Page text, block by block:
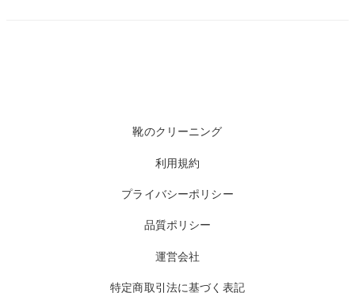
靴のクリーニング
利用規約
プライバシーポリシー
品質ポリシー
運営会社
特定商取引法に基づく表記